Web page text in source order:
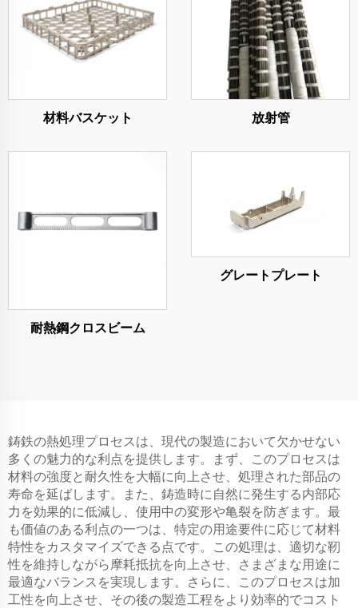
材料バスケット 放射管
耐熱鋼クロスビーム
グレートプレート
鋳鉄の熱処理プロセスは、現代の製造において欠かせない
多くの魅力的な利点を提供します。まず、このプロセスは
材料の強度と耐久性を大幅に向上させ、処理された部品の
寿命を延ばします。また、鋳造時に自然に発生する内部応
力を効果的に低減し、使用中の変形や亀裂を防ぎます。最
も価値のある利点の一つは、特定の用途要件に応じて材料
特性をカスタマイズできる点です。この処理は、適切な靭
性を維持しながら摩耗抵抗を向上させ、さまざまな用途に
最適なバランスを実現します。さらに、このプロセスは加
工性を向上させ、その後の製造工程をより効率的でコスト